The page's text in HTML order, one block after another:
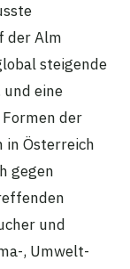
der Alm
steigende
und eine
der
in Österreich
gegen
und
, Umwelt-